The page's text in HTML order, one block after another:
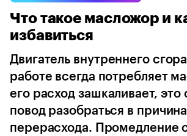
Voyah Jaecoo Lada
Что такое масложор и
избавиться
Двигатель внутреннего
работе всегда потребляет
его расход зашкаливает, это
повод разобраться в
перерасхода. Промедление